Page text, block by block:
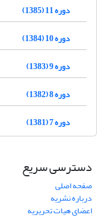
دوره 11 (1385)
دوره 10 (1384)
دوره 9 (1383)
دوره 8 (1382)
دوره 7 (1381)
دسترسی سریع
صفحه اصلی
درباره نشریه
اعضای هیات تحریریه